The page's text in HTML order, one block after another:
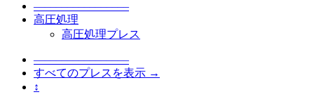
–––––––––––––––––
高圧処理
高圧処理プレス
–––––––––––––––––
すべてのプレスを表示 →
↕